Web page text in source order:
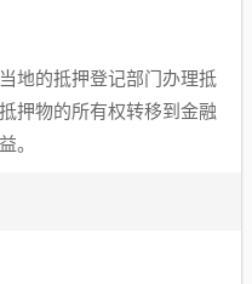
地的抵押登记部门办理抵
押物的所有权转移到金融
。